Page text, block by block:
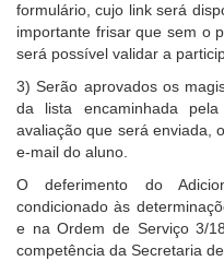
formulário, cujo link será
importante frisar que sem o
será possível validar a
3) Serão aprovados os
da lista encaminhada
avaliação que será enviada,
e-mail do aluno.
O deferimento do
condicionado às
e na Ordem de Serviço 3/
competência da Secretaria